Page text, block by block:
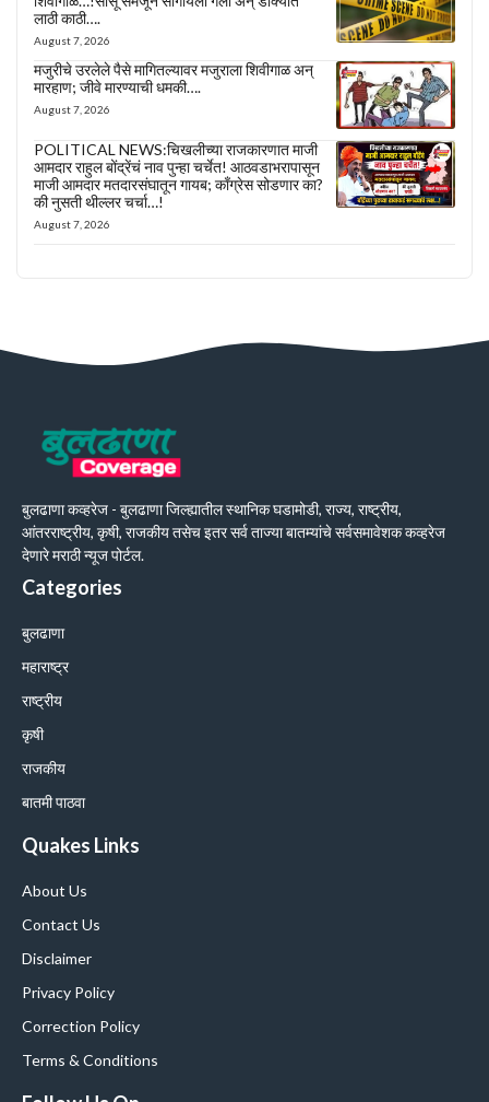
लाठी काठी….
August 7, 2026
मजुरीचे उरलेले पैसे मागितल्यावर मजुराला शिवीगाळ अन्
मारहाण; जीवे मारण्याची धमकी….
August 7, 2026
POLITICAL NEWS:चिखलीच्या राजकारणात माजी
आमदार राहुल बोंद्रेंचं नाव पुन्हा चर्चेत! आठवडाभरापासून
माजी आमदार मतदारसंघातून गायब; काँग्रेस सोडणार का?
की नुसती थील्लर चर्चा…!
August 7, 2026
बुलढाणा कव्हरेज - बुलढाणा जिल्ह्यातील स्थानिक घडामोडी, राज्य, राष्ट्रीय,
आंतरराष्ट्रीय, कृषी, राजकीय तसेच इतर सर्व ताज्या बातम्यांचे सर्वसमावेशक कव्हरेज
देणारे मराठी न्यूज पोर्टल.
Categories
बुलढाणा
महाराष्ट्र
राष्ट्रीय
कृषी
राजकीय
बातमी पाठवा
Quakes Links
About Us
Contact Us
Disclaimer
Privacy Policy
Correction Policy
Terms & Conditions